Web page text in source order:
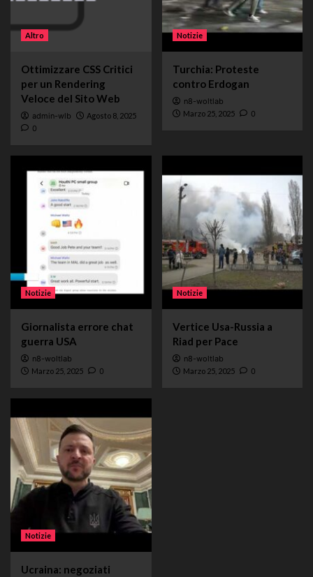
Altro
Ottimizzare CSS Critici
per un Rendering
Veloce del Sito Web
admin-wlb Agosto 8, 2025
0
Notizie
Turchia: Proteste
contro Erdogan
n8-woltlab
Marzo 25, 2025 0
Notizie
Giornalista errore chat
guerra USA
n8-woltlab
Marzo 25, 2025 0
Notizie
Vertice Usa-Russia a
Riad per Pace
n8-woltlab
Marzo 25, 2025 0
Notizie
Ucraina: negoziati